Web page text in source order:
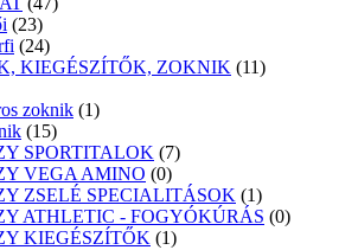
(23)
(24)
KIEGÉSZÍTŐK, ZOKNIK (11)
zoknik (1)
(15)
SPORTITALOK (7)
VEGA AMINO (0)
ZSELÉ SPECIALITÁSOK (1)
ATHLETIC - FOGYÓKÚRÁS (0)
KIEGÉSZÍTŐK (1)